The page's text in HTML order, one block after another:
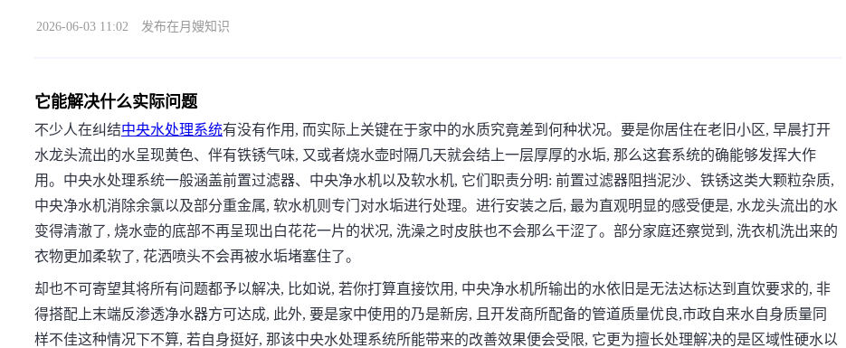
2026-06-03 11:02 发布在月嫂知识
它能解决什么实际问题
不少人在纠结中央水处理系统有没有作用, 而实际上关键在于家中的水质究竟差到何种状况。要是你居住在老旧小区, 早晨打开
水龙头流出的水呈现黄色、伴有铁锈气味, 又或者烧水壶时隔几天就会结上一层厚厚的水垢, 那么这套系统的确能够发挥大作
用。中央水处理系统一般涵盖前置过滤器、中央净水机以及软水机, 它们职责分明: 前置过滤器阻挡泥沙、铁锈这类大颗粒杂质,
中央净水机消除余氯以及部分重金属, 软水机则专门对水垢进行处理。进行安装之后, 最为直观明显的感受便是, 水龙头流出的水
变得清澈了, 烧水壶的底部不再呈现出白花花一片的状况, 洗澡之时皮肤也不会那么干涩了。部分家庭还察觉到, 洗衣机洗出来的
衣物更加柔软了, 花洒喷头不会再被水垢堵塞住了。
却也不可寄望其将所有问题都予以解决, 比如说, 若你打算直接饮用, 中央净水机所输出的水依旧是无法达标达到直饮要求的, 非
得搭配上末端反渗透净水器方可达成, 此外, 要是家中使用的乃是新房, 且开发商所配备的管道质量优良,市政自来水自身质量同
样不佳这种情况下不算, 若自身挺好, 那该中央水处理系统所能带来的改善效果便会受限, 它更为擅长处理解决的是区域性硬水以